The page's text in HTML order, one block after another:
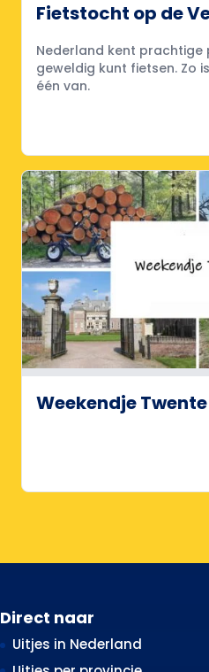
Fietstocht op de
Nederland kent prachtige
geweldig kunt fietsen. Zo
één van.
Weekendje Twente
Direct naar
Uitjes in Nederland